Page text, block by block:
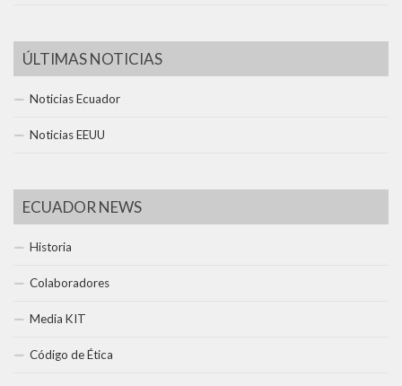
ÚLTIMAS NOTICIAS
Noticias Ecuador
Noticias EEUU
ECUADOR NEWS
Historia
Colaboradores
Media KIT
Código de Ética